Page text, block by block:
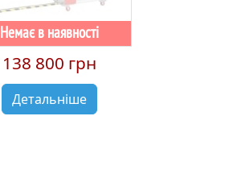
Немає в наявності
138 800 грн
Детальніше